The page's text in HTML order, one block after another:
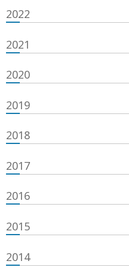
2022
2021
2020
2019
2018
2017
2016
2015
2014